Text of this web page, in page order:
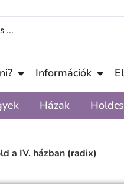
Információk
Házak
a IV. házban (radix)